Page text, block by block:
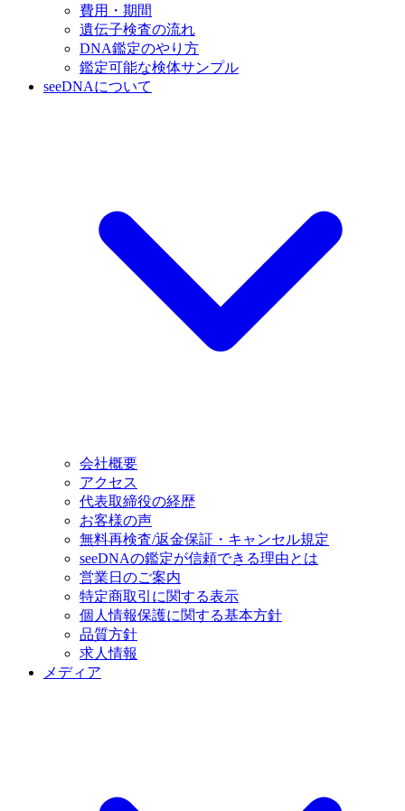
費用・期間
遺伝子検査の流れ
DNA鑑定のやり方
鑑定可能な検体サンプル
seeDNAについて
会社概要
アクセス
代表取締役の経歴
お客様の声
無料再検査/返金保証・キャンセル規定
seeDNAの鑑定が信頼できる理由とは
営業日のご案内
特定商取引に関する表示
個人情報保護に関する基本方針
品質方針
求人情報
メディア